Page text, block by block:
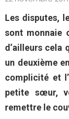
Les disputes,
sont monnaie
d’ailleurs cela
un deuxième
complicité et
petite sœur,
remettre le